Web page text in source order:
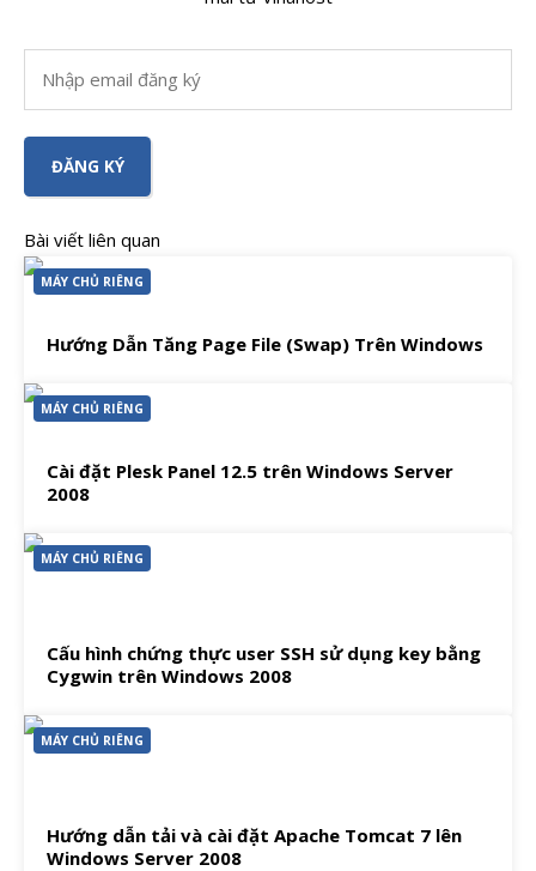
Bài viết liên quan
MÁY CHỦ RIÊNG
Hướng Dẫn Tăng Page File (Swap) Trên Windows
MÁY CHỦ RIÊNG
Cài đặt Plesk Panel 12.5 trên Windows Server
2008
MÁY CHỦ RIÊNG
Cấu hình chứng thực user SSH sử dụng key bằng
Cygwin trên Windows 2008
MÁY CHỦ RIÊNG
Hướng dẫn tải và cài đặt Apache Tomcat 7 lên
Windows Server 2008